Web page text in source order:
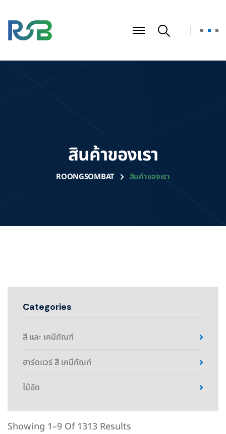
สินค้าของเรา
ROONGSOMBAT สินค้าของเรา
Categories
สี และ เคมีภัณฑ์
ฮาร์ดแวร์ สี เคมีภัณฑ์
ไม้อัด
Showing 1–9 Of 1313 Results